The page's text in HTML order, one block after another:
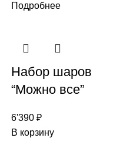
Подробнее
Набор шаров
“Можно все”
6'390 ₽
В корзину